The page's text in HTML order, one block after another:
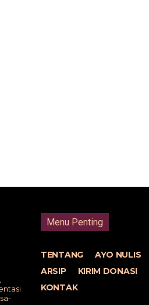
Menu Penting
TENTANG AYO NULIS
ARSIP
KIRIM DONASI
KONTAK